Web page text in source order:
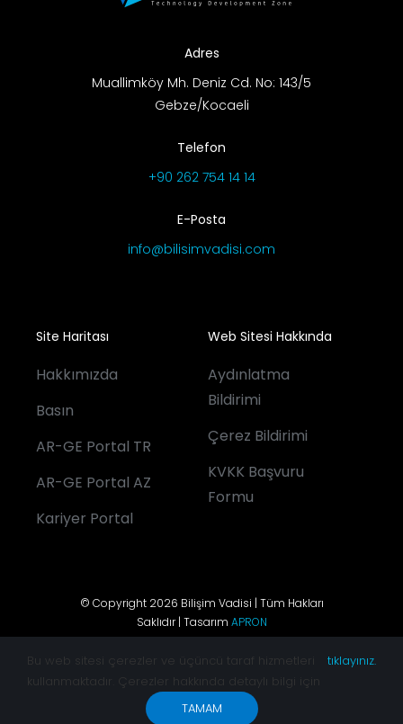
Adres
Muallimköy Mh. Deniz Cd. No: 143/5
Gebze/Kocaeli
Telefon
+90 262 754 14 14
E-Posta
info@bilisimvadisi.com
Site Haritası
Hakkımızda
Basın
AR-GE Portal TR
AR-GE Portal AZ
Kariyer Portal
Web Sitesi Hakkında
Aydınlatma
Bildirimi
Çerez Bildirimi
KVKK Başvuru
Formu
© Copyright 2026 Bilişim Vadisi | Tüm Hakları
Saklıdır | Tasarım APRON
Bu web sitesi çerezler ve üçüncü taraf hizmetleri
kullanmaktadır. Çerezler hakkında detaylı bilgi için
tıklayınız.
TAMAM